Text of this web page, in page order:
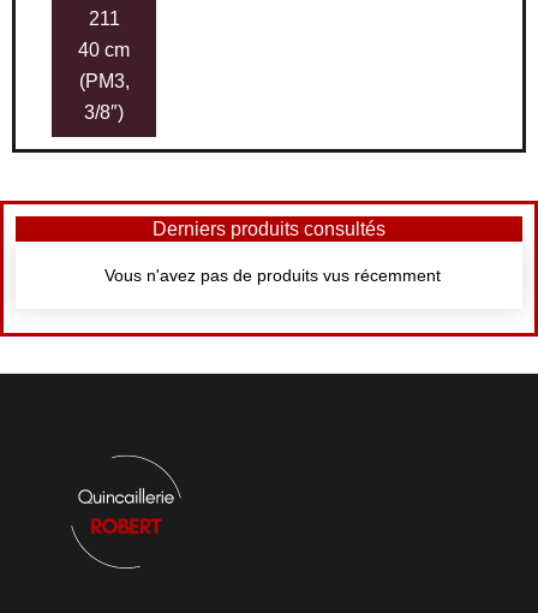
211
40 cm
(PM3,
3/8″)
Derniers produits consultés
Vous n'avez pas de produits vus récemment